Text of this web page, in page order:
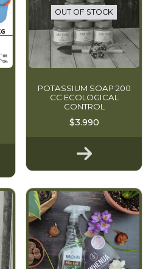
OUT OF STOCK
POTASSIUM SOAP 200
CC ECOLOGICAL
CONTROL
$3.990